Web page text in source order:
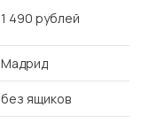
1 490 рублей
Мадрид
без ящиков